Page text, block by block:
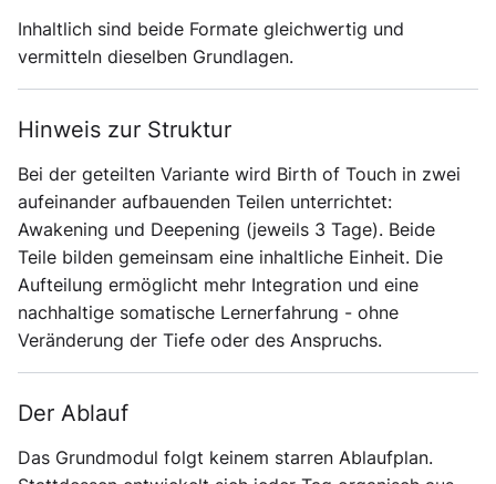
Inhaltlich sind beide Formate gleichwertig und
vermitteln dieselben Grundlagen.
Hinweis zur Struktur
Bei der geteilten Variante wird Birth of Touch in zwei
aufeinander aufbauenden Teilen unterrichtet:
Awakening und Deepening (jeweils 3 Tage). Beide
Teile bilden gemeinsam eine inhaltliche Einheit. Die
Aufteilung ermöglicht mehr Integration und eine
nachhaltige somatische Lernerfahrung - ohne
Veränderung der Tiefe oder des Anspruchs.
Der Ablauf
Das Grundmodul folgt keinem starren Ablaufplan.